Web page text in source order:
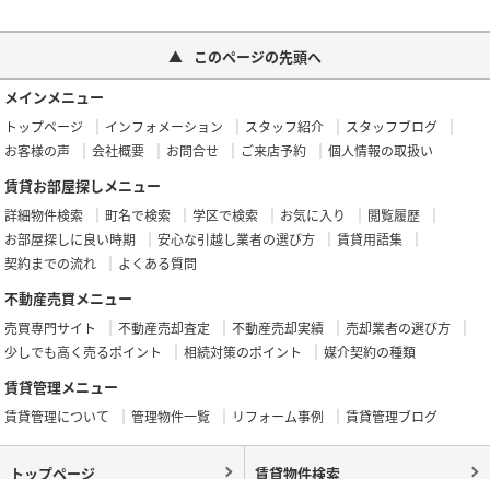
このページの先頭へ
メインメニュー
トップページ インフォメーション スタッフ紹介
スタッフブログ
お客様の声
会社概要 お問合せ ご来店予約 個人情報の取扱い
賃貸お部屋探しメニュー
詳細物件検索 町名で検索 学区で検索 お気に入り
閲覧履歴
お部屋探しに良い時期
安心な引越し業者の選び方
賃貸用語集
契約までの流れ
よくある質問
不動産売買メニュー
売買専門サイト 不動産売却査定 不動産売却実績
売却業者の選び方
少しでも高く売るポイント
相続対策のポイント 媒介契約の種類
賃貸管理メニュー
賃貸管理について 管理物件一覧 リフォーム事例 賃貸管理ブログ
トップページ 賃貸物件検索